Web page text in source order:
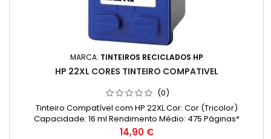
MARCA: TINTEIROS RECICLADOS HP
HP 22XL CORES TINTEIRO COMPATIVEL
(0)
Tinteiro Compatível com HP 22XL Cor: Cor (Tricolor)
Capacidade: 16 ml Rendimento Médio: 475 Páginas*
Preço
14,90 €